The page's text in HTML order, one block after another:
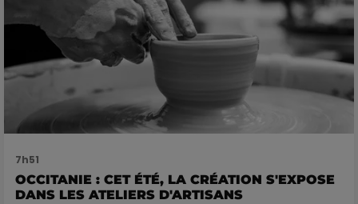
7h51
OCCITANIE : CET ÉTÉ, LA CRÉATION S'EXPOSE
DANS LES ATELIERS D'ARTISANS